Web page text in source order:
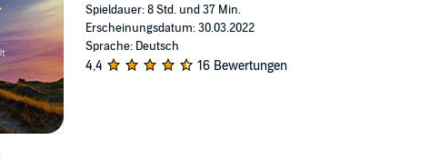
Spieldauer: 8 Std. und 37 Min.
Erscheinungsdatum: 30.03.2022
Sprache: Deutsch
4,4 16 Bewertungen